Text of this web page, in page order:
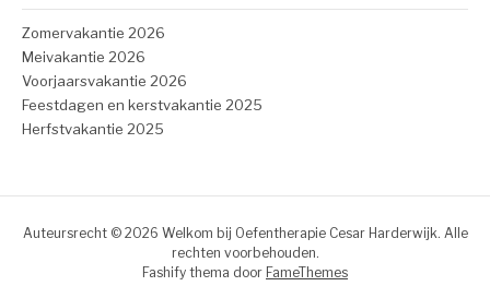
Zomervakantie 2026
Meivakantie 2026
Voorjaarsvakantie 2026
Feestdagen en kerstvakantie 2025
Herfstvakantie 2025
Auteursrecht © 2026 Welkom bij Oefentherapie Cesar Harderwijk. Alle
rechten voorbehouden.
Fashify thema door FameThemes